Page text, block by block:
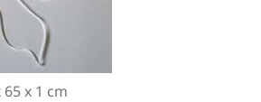
x 1 cm